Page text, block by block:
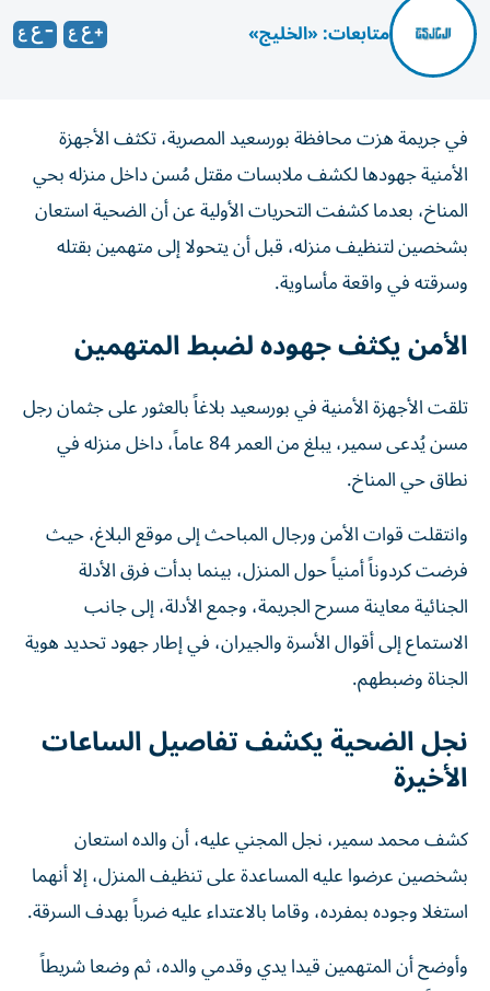
متابعات: «الخليج»
في جريمة هزت محافظة بورسعيد المصرية، تكثف الأجهزة
الأمنية جهودها لكشف ملابسات مقتل مُسن داخل منزله بحي
المناخ، بعدما كشفت التحريات الأولية عن أن الضحية استعان
بشخصين لتنظيف منزله، قبل أن يتحولا إلى متهمين بقتله
وسرقته في واقعة مأساوية.
الأمن يكثف جهوده لضبط المتهمين
تلقت الأجهزة الأمنية في بورسعيد بلاغاً بالعثور على جثمان رجل
مسن يُدعى سمير، يبلغ من العمر 84 عاماً، داخل منزله في
نطاق حي المناخ.
وانتقلت قوات الأمن ورجال المباحث إلى موقع البلاغ، حيث
فرضت كردوناً أمنياً حول المنزل، بينما بدأت فرق الأدلة
الجنائية معاينة مسرح الجريمة، وجمع الأدلة، إلى جانب
الاستماع إلى أقوال الأسرة والجيران، في إطار جهود تحديد هوية
الجناة وضبطهم.
نجل الضحية يكشف تفاصيل الساعات
الأخيرة
كشف محمد سمير، نجل المجني عليه، أن والده استعان
بشخصين عرضوا عليه المساعدة على تنظيف المنزل، إلا أنهما
استغلا وجوده بمفرده، وقاما بالاعتداء عليه ضرباً بهدف السرقة.
وأوضح أن المتهمين قيدا يدي وقدمي والده، ثم وضعا شريطاً